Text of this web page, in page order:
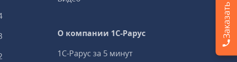
О компании 1C-Рарус
1С-Рарус за 5 минут